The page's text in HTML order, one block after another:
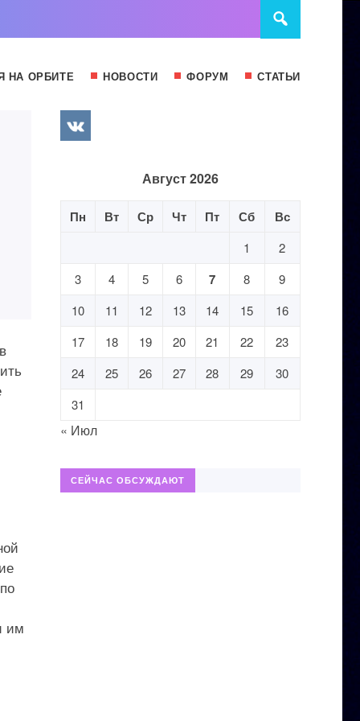
НА ОРБИТЕ НОВОСТИ ФОРУМ СТАТЬИ
им
Август 2026
Пн Вт Ср Чт Пт Сб Вс
1
2
3
4 5 6 7 8
9
10
11 12 13 14 15
16
17
18 19 20 21 22
23
24
25 26 27 28 29
30
31
« Июл
СЕЙЧАС ОБСУЖДАЮТ